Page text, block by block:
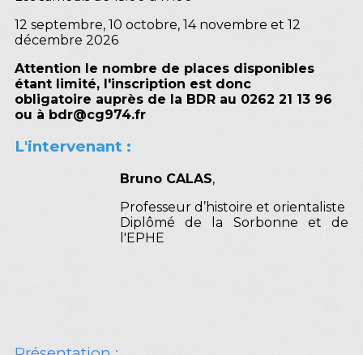
12 septembre, 10 octobre, 14 novembre et 12
décembre 2026
Attention le nombre de places disponibles
étant limité, l'inscription est donc
obligatoire auprès de la BDR au 0262 21 13 96
ou à bdr@cg974.fr
L'intervenant :
Bruno CALAS,
Professeur d’histoire et orientaliste
Diplômé de la Sorbonne et de
l'EPHE